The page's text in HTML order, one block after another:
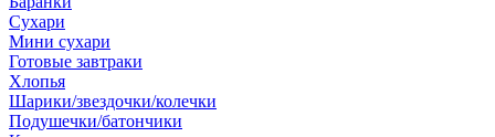
Сухари
Мини сухари
Готовые завтраки
Хлопья
Шарики/звездочки/колечки
Подушечки/батончики